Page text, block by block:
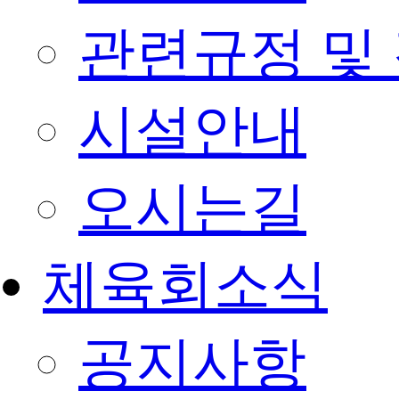
관련규정 및
시설안내
오시는길
체육회소식
공지사항